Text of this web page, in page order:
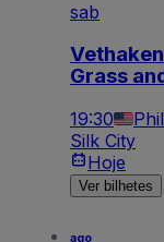
sab
Grass
19:30
Silk City
Hoje
Ver bilhetes
ago